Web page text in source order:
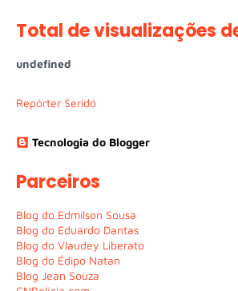
Total de visualizações
undefned
Repórter Seridó
Tecnologia do Blogger
Parceiros
Blog do Edmilson Sousa
Blog do Eduardo Dantas
Blog do Vlaudey Liberato
Blog do Édipo Natan
Blog Jean Souza